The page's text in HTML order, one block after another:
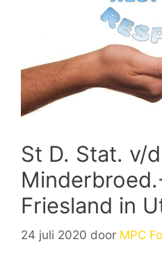
St D. Stat. v/d
Friesland in
24 juli 2020 door MPC